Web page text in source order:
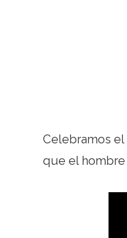
Celebramos
que el hombre